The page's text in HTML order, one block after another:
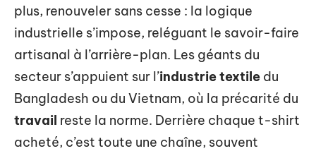
plus, renouveler sans cesse : la logique
industrielle s’impose, reléguant le savoir-faire
artisanal à l’arrière-plan. Les géants du
secteur s’appuient sur l’industrie textile du
Bangladesh ou du Vietnam, où la précarité du
travail reste la norme. Derrière chaque t-shirt
acheté, c’est toute une chaîne, souvent